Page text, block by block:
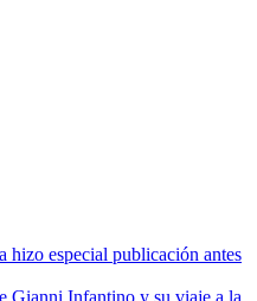
hizo especial publicación antes